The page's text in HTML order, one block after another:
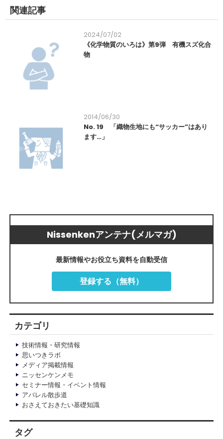
関連記事
2024/07/02
《化学物質のいろは》第9弾 有機スズ化合
物
2014/06/30
No. 19 「織物生地にも“サッカー”はあり
ます…」
Nissenkenアンテナ(メルマガ)
最新情報やお役立ち資料を自動受信
登録する（無料）
カテゴリ
技術情報・研究情報
思いつきラボ
メディア掲載情報
ニッセンケンメモ
セミナー情報・イベント情報
アパレル散歩道
おさえておきたい基礎知識
タグ